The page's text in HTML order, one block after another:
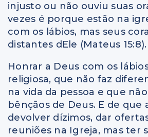
injusto ou não ouviu suas
vezes é porque estão na
com os lábios, mas seus
distantes dEle (Mateus 15:8).
Honrar a Deus com os
religiosa, que não faz
na vida da pessoa e que
bênçãos de Deus. E de que
devolver dízimos, dar
reuniões na Igreja, mas ter